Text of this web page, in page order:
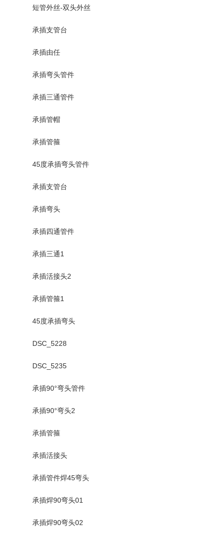
短管外丝-双头外丝
承插支管台
承插由任
承插弯头管件
承插三通管件
承插管帽
承插管箍
45度承插弯头管件
承插支管台
承插弯头
承插四通管件
承插三通1
承插活接头2
承插管箍1
45度承插弯头
DSC_5228
DSC_5235
承插90°弯头管件
承插90°弯头2
承插管箍
承插活接头
承插管件焊45弯头
承插焊90弯头01
承插焊90弯头02